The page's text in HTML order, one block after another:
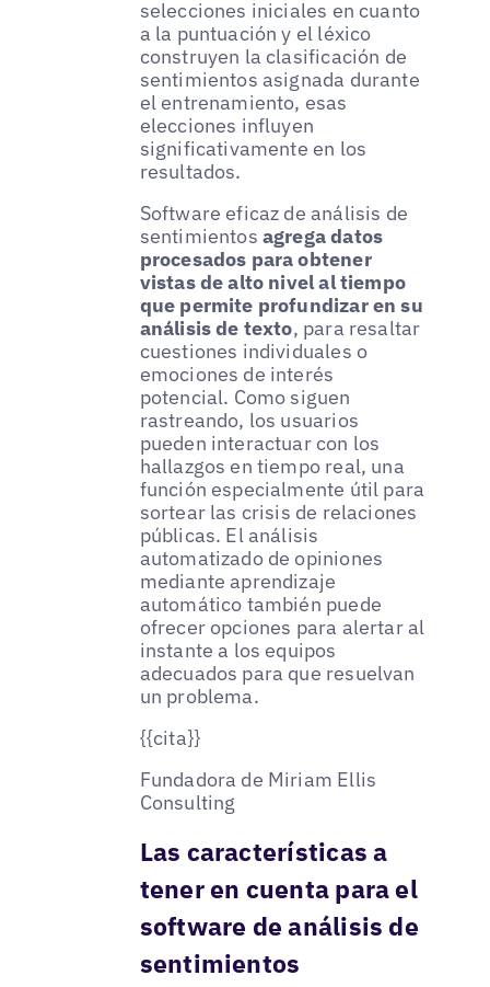
selecciones iniciales en cuanto
a la puntuación y el léxico
construyen la clasificación de
sentimientos asignada durante
el entrenamiento, esas
elecciones influyen
significativamente en los
resultados.
Software eficaz de análisis de
sentimientos agrega datos
procesados para obtener
vistas de alto nivel al tiempo
que permite profundizar en su
análisis de texto, para resaltar
cuestiones individuales o
emociones de interés
potencial. Como siguen
rastreando, los usuarios
pueden interactuar con los
hallazgos en tiempo real, una
función especialmente útil para
sortear las crisis de relaciones
públicas. El análisis
automatizado de opiniones
mediante aprendizaje
automático también puede
ofrecer opciones para alertar al
instante a los equipos
adecuados para que resuelvan
un problema.
{{cita}}
Fundadora de Miriam Ellis
Consulting
Las características a
tener en cuenta para el
software de análisis de
sentimientos